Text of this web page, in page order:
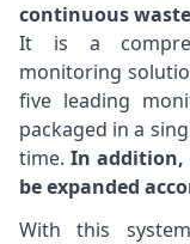
continuous
It is a
monitoring
five leading
packaged in a
time. In addition,
be expanded
With this